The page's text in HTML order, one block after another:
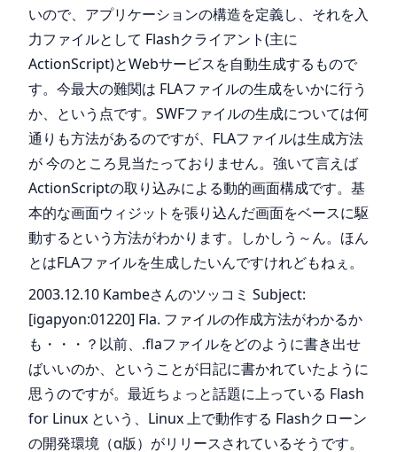
いので、アプリケーションの構造を定義し、それを入
力ファイルとして Flashクライアント(主に
ActionScript)とWebサービスを自動生成するもので
す。今最大の難関は FLAファイルの生成をいかに行う
か、という点です。SWFファイルの生成については何
通りも方法があるのですが、FLAファイルは生成方法
が 今のところ見当たっておりません。強いて言えば
ActionScriptの取り込みによる動的画面構成です。基
本的な画面ウィジットを張り込んだ画面をベースに駆
動するという方法がわかります。しかしう～ん。ほん
とはFLAファイルを生成したいんですけれどもねぇ。
2003.12.10 Kambeさんのツッコミ Subject:
[igapyon:01220] Fla. ファイルの作成方法がわかるか
も・・・？以前、.flaファイルをどのように書き出せ
ばいいのか、ということが日記に書かれていたように
思うのですが。最近ちょっと話題に上っている Flash
for Linux という、Linux 上で動作する Flashクローン
の開発環境（α版）がリリースされているそうです。